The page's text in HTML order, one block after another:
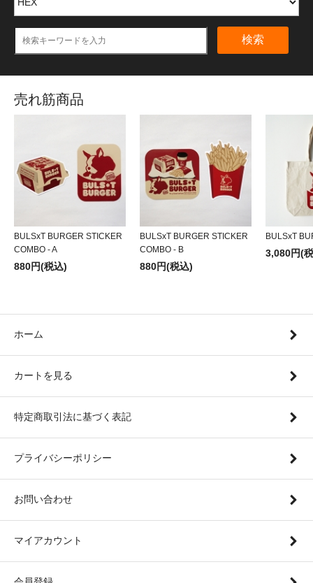
検索
売れ筋商品
BULSxT BURGER STICKER
COMBO - A
880円(税込)
BULSxT BURGER STICKER
COMBO - B
880円(税込)
BULSxT
3,080円(
ホーム
カートを見る
特定商取引法に基づく表記
プライバシーポリシー
お問い合わせ
マイアカウント